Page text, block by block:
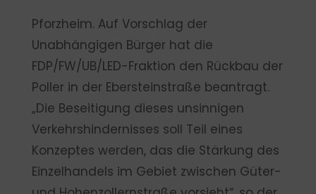
Pforzheim. Auf Vorschlag der
Unabhängigen Bürger hat die
FDP/FW/UB/LED-Fraktion den Rückbau der
Poller in der Ebersteinstraße beantragt.
„Die Beseitigung dieses unsinnigen
Verkehrshindernisses soll Teil eines
Konzeptes werden, das die Stärkung des
Einzelhandels im Gebiet zwischen Güter-